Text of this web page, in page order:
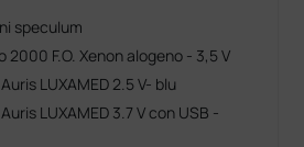
speculum
2000 F.O. Xenon alogeno - 3,5 V
LUXAMED 2.5 V- blu
LUXAMED 3.7 V con USB -